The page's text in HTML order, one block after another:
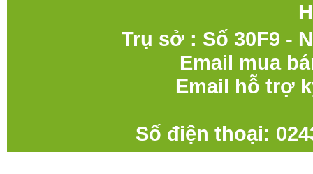
Trụ sở : Số 30F9 -
Email mua
Email hỗ trợ
Số điện thoại: